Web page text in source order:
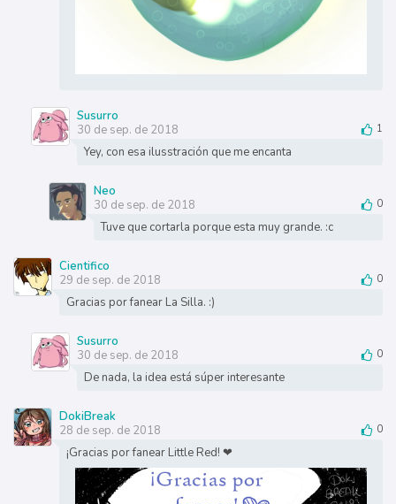
Susurro
30 de sep. de 2018
1
Yey, con esa ilusstración que me encanta
Neo
30 de sep. de 2018
0
Tuve que cortarla porque esta muy grande. :c
Cientifico
29 de sep. de 2018
0
Gracias por fanear La Silla. :)
Susurro
30 de sep. de 2018
0
De nada, la idea está súper interesante
DokiBreak
28 de sep. de 2018
0
¡Gracias por fanear Little Red! ❤